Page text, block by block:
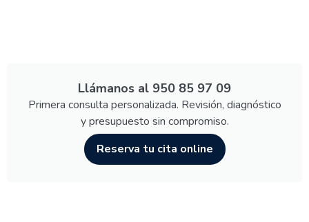
Llámanos al 950 85 97 09
Primera consulta personalizada. Revisión, diagnóstico
y presupuesto sin compromiso.
Reserva tu cita online